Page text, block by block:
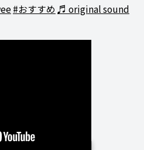
#おすすめ ♬ original sound